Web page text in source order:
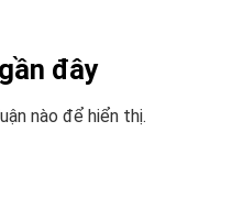
đây
nào để hiển thị.